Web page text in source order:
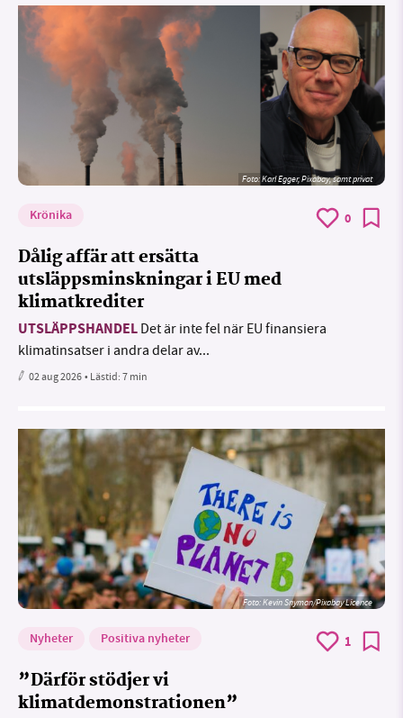
Foto:Karl Egger, Pixabay, samt privat
Krönika 0
Dålig affär att ersätta
utsläppsminskningar i EU med
klimatkrediter
UTSLÄPPSHANDEL Det är inte fel när EU finansiera
klimatinsatser i andra delar av...
02 aug 2026• Lästid:7 min
Foto:Kevin Snyman/Pixabay Licence
Nyheter Positiva nyheter 1
”Därför stödjer vi
klimatdemonstrationen”